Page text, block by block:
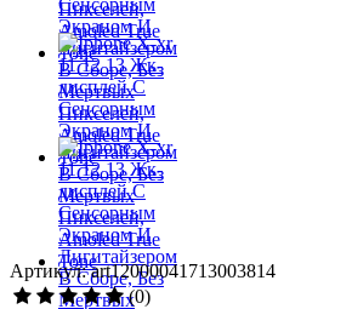
Артикул: art12000041713003814
(0)